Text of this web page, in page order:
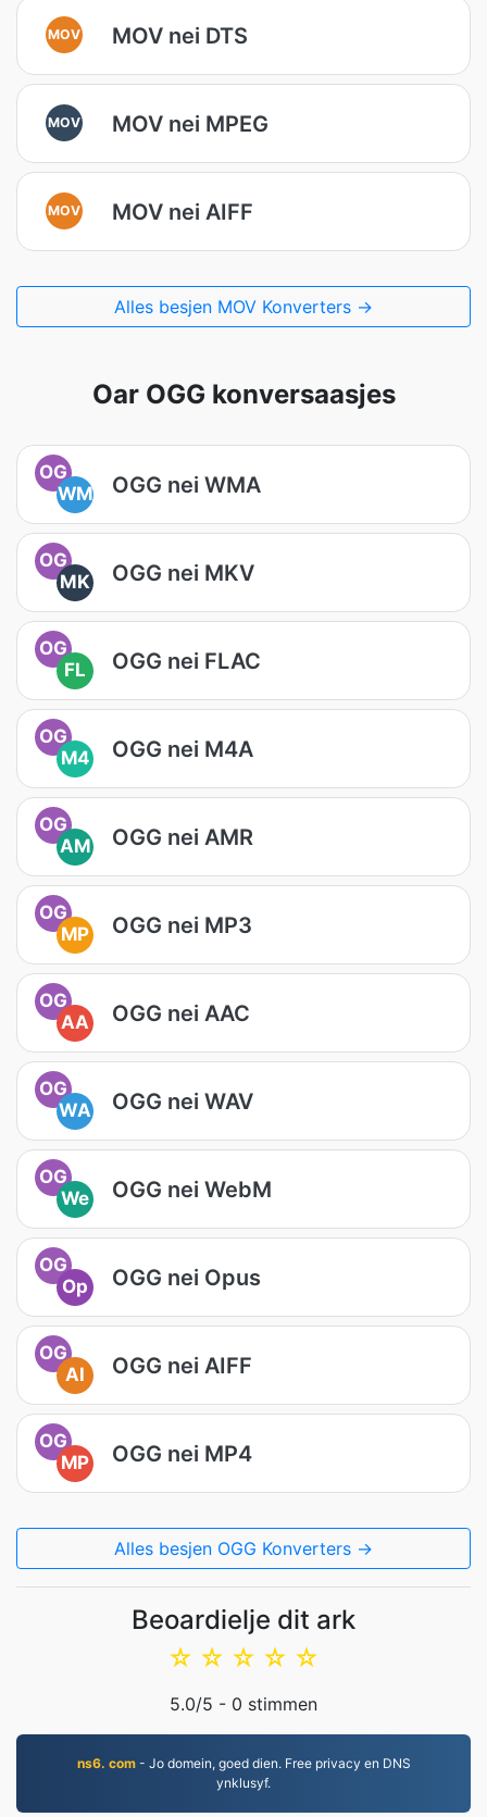
MOV MOV nei DTS
MOV MOV nei MPEG
MOV MOV nei AIFF
Alles besjen MOV Konverters →
Oar OGG konversaasjes
OG
WM
OGG nei WMA
OG
MK
OGG nei MKV
OG
FL
OGG nei FLAC
OG
M4
OGG nei M4A
OG
AM
OGG nei AMR
OG
MP
OGG nei MP3
OG
AA
OGG nei AAC
OG
WA
OGG nei WAV
OG
We
OGG nei WebM
OG
Op
OGG nei Opus
OG
AI
OGG nei AIFF
OG
MP
OGG nei MP4
Alles besjen OGG Konverters →
Beoardielje dit ark
☆
☆
☆
☆
☆
5.0/5 - 0 stimmen
ns6. com- Jo domein, goed dien. Free privacy en DNS
ynklusyf.